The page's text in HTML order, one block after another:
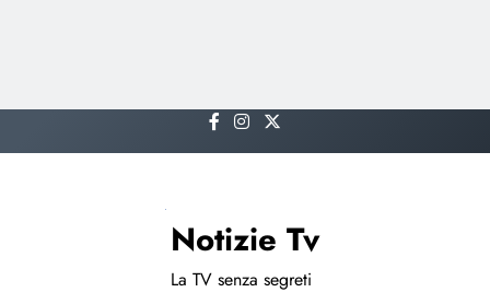
to
Notizie Tv
La TV senza segreti